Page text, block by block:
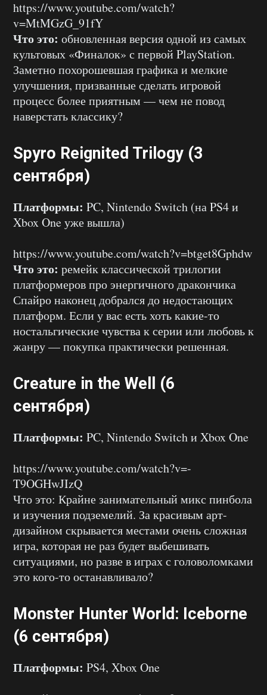
https://www.youtube.com/watch?
v=MtMGzG_91fY
Что это: обновленная версия одной из самых
культовых «Финалок» с первой PlayStation.
Заметно похорошевшая графика и мелкие
улучшения, призванные сделать игровой
процесс более приятным — чем не повод
наверстать классику?
Spyro Reignited Trilogy (3
сентября)
Платформы: PC, Nintendo Switch (на PS4 и
Xbox One уже вышла)
https://www.youtube.com/watch?v=btget8Gphdw
Что это: ремейк классической трилогии
платформеров про энергичного дракончика
Спайро наконец добрался до недостающих
платформ. Если у вас есть хоть какие-то
ностальгические чувства к серии или любовь к
жанру — покупка практически решенная.
Creature in the Well (6
сентября)
Платформы: PC, Nintendo Switch и Xbox One
https://www.youtube.com/watch?v=-
T9OGHwJIzQ
Что это: Крайне занимательный микс пинбола
и изучения подземелий. За красивым арт-
дизайном скрывается местами очень сложная
игра, которая не раз будет выбешивать
ситуациями, но разве в играх с головоломками
это кого-то останавливало?
Monster Hunter World: Iceborne
(6 сентября)
Платформы: PS4, Xbox One